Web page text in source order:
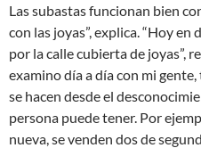
Las subastas funcionan bien
con las joyas”, explica. “Hoy
por la calle cubierta de joyas”,
examino día a día con mi
se hacen desde el
persona puede tener. Por
nueva, se venden dos de